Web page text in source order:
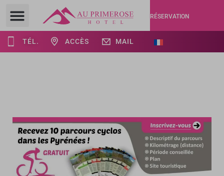
RÉSERVATION
TÉL. ACCÈS MAIL